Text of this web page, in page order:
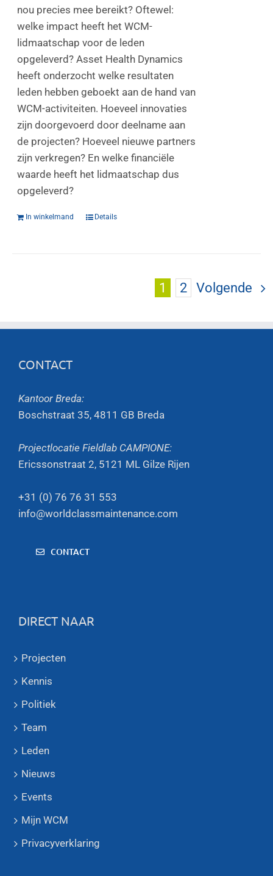
nou precies mee bereikt? Oftewel:
welke impact heeft het WCM-
lidmaatschap voor de leden
opgeleverd? Asset Health Dynamics
heeft onderzocht welke resultaten
leden hebben geboekt aan de hand van
WCM-activiteiten. Hoeveel innovaties
zijn doorgevoerd door deelname aan
de projecten? Hoeveel nieuwe partners
zijn verkregen? En welke financiële
waarde heeft het lidmaatschap dus
opgeleverd?
In winkelmand Details
1 2 Volgende
CONTACT
Kantoor Breda:
Boschstraat 35, 4811 GB Breda
Projectlocatie Fieldlab CAMPIONE:
Ericssonstraat 2, 5121 ML Gilze Rijen
+31 (0) 76 76 31 553
info@worldclassmaintenance.com
CONTACT
DIRECT NAAR
Projecten
Kennis
Politiek
Team
Leden
Nieuws
Events
Mijn WCM
Privacyverklaring